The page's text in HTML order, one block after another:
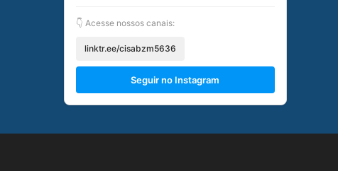
👇 Acesse nossos canais:
linktr.ee/cisabzm5636
Seguir no Instagram